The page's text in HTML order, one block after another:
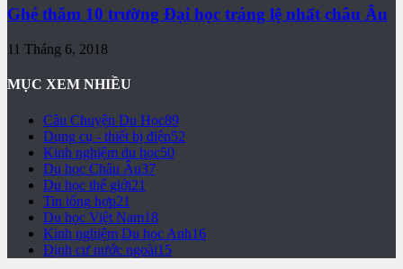
Ghé thăm 10 trường Đại học tráng lệ nhất châu Âu
11 Tháng 6, 2018
MỤC XEM NHIỀU
Câu Chuyện Du Học89
Dụng cụ - thiết bị điện52
Kinh nghiệm du học50
Du học Châu Âu37
Du học thế giới21
Tin tổng hợp21
Du học Việt Nam18
Kinh nghiệm Du học Anh16
Định cư nước ngoài15